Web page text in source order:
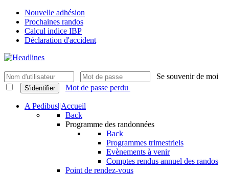
Nouvelle adhésion
Prochaines randos
Calcul indice IBP
Déclaration d'accident
Se souvenir de moi
S'identifier Mot de passe perdu
A Pedibus||Accueil
Back
Programme des randonnées
Back
Programmes trimestriels
Evènements à venir
Comptes rendus annuel des randos
Point de rendez-vous